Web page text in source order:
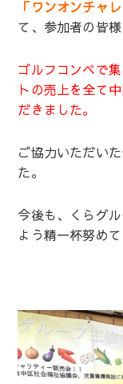
「ワンオンチャレ
て、参加者の皆
ゴルフコンペで
トの売上を全て
だきました。
ご協力いただい
た。
今後も、くらグ
よう精一杯努めて